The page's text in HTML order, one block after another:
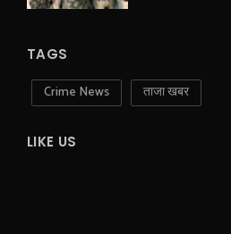
TAGS
Crime News ताजा खबर
LIKE US